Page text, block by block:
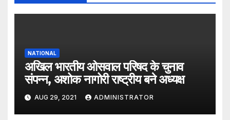
NATIONAL
अखिल भारतीय ओसवाल परिषद के चुनाव
संपन्न, अशोक नागोरी राष्ट्रीय बने अध्यक्ष
AUG 29, 2021 ADMINISTRATOR